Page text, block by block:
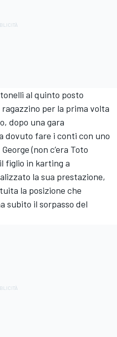
al quinto posto
per la prima volta
dopo una gara
dovuto fare i conti con uno
(non c’era Toto
figlio in karting a
la sua prestazione,
la posizione che
subito il sorpasso del